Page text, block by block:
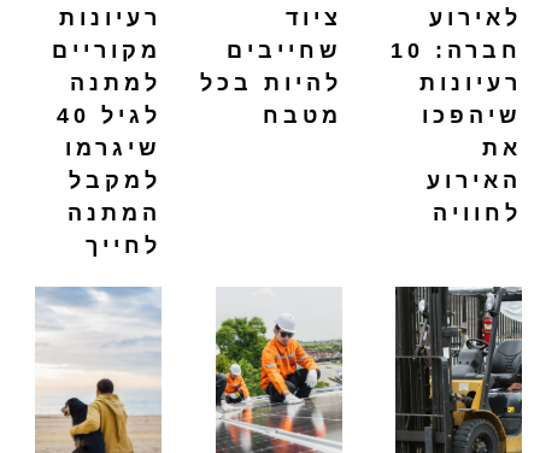
לאירוע
חברה: 10
רעיונות
שיהפכו
את
האירוע
לחוויה
ציוד
שחייבים
להיות בכל
מטבח
רעיונות
מקוריים
למתנה
לגיל 40
שיגרמו
למקבל
המתנה
לחייך